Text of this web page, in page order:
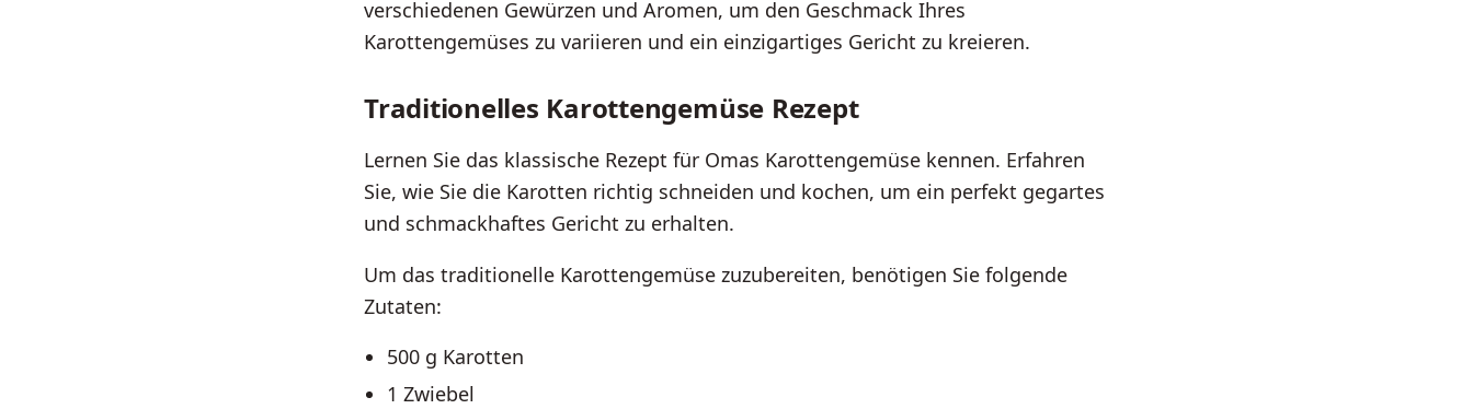
verschiedenen Gewürzen und Aromen, um den Geschmack Ihres
Karottengemüses zu variieren und ein einzigartiges Gericht zu kreieren.
Traditionelles Karottengemüse Rezept
Lernen Sie das klassische Rezept für Omas Karottengemüse kennen. Erfahren
Sie, wie Sie die Karotten richtig schneiden und kochen, um ein perfekt gegartes
und schmackhaftes Gericht zu erhalten.
Um das traditionelle Karottengemüse zuzubereiten, benötigen Sie folgende
Zutaten:
500 g Karotten
1 Zwiebel